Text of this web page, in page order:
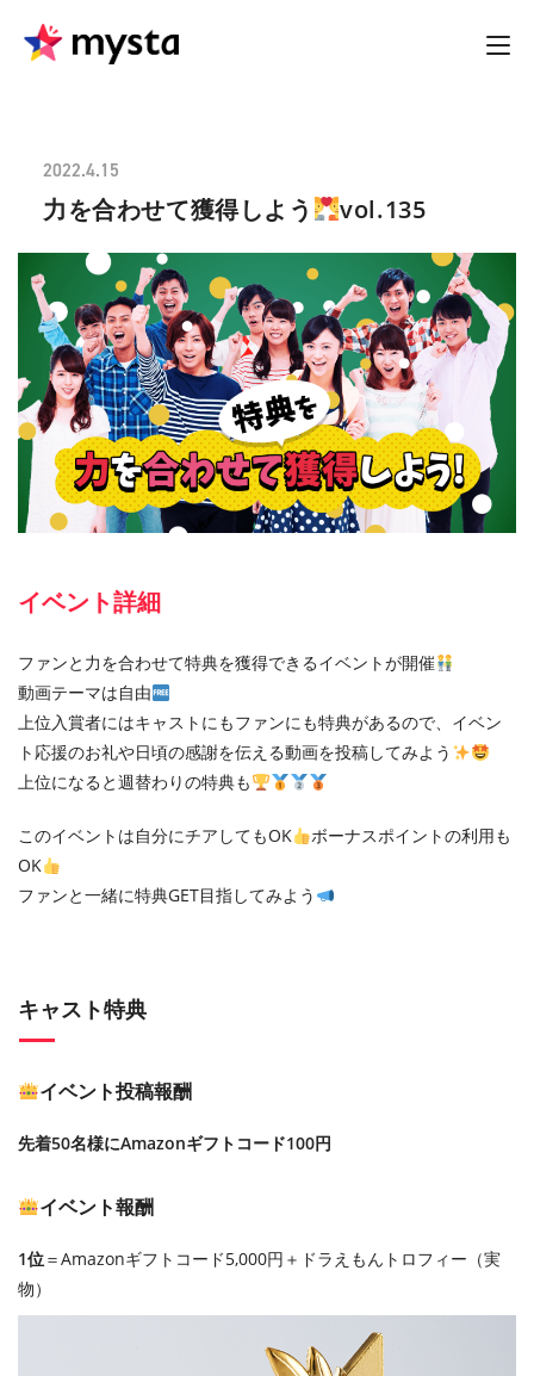
2022.4.15
力を合わせて獲得しよう vol.135
イベント詳細
ファンと力を合わせて特典を獲得できるイベントが開催
動画テーマは自由
上位入賞者にはキャストにもファンにも特典があるので、イベン
ト応援のお礼や日頃の感謝を伝える動画を投稿してみよう
上位になると週替わりの特典も
このイベントは自分にチアしてもOK
ボーナスポイントの利用も
OK
ファンと一緒に特典GET目指してみよう
キャスト特典
イベント投稿報酬
先着50名様にAmazonギフトコード100円
イベント報酬
1位＝Amazonギフトコード5,000円＋ドラえもんトロフィー（実
物）